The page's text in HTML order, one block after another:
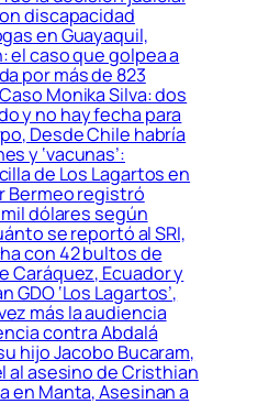
discapacidad
en Guayaquil,
el caso que golpea a
por más de 823
Monika Silva: dos
y no hay fecha para
Desde Chile habría
y ‘vacunas’:
de Los Lagartos en
Bermeo registró
dólares según
se reportó al SRI,
con 42 bultos de
Caráquez, Ecuador y
‘Los Lagartos’,
más la audiencia
contra Abdalá
hijo Jacobo Bucaram,
al asesino de Cristhian
en Manta, Asesinan a